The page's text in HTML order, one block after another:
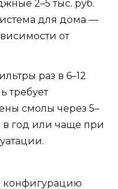
2–5 тыс. руб.
для дома —
от
раз в 6–12
требует
смолы через 5–
в год или чаще при
конфигурацию